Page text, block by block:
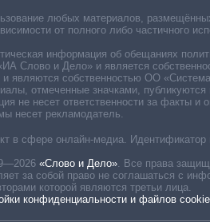
в сфере онлайн-медиа. Идентификатор
«Слово и Дело»
Все права
за собой право не соглашаться с
которой являются третьи лица.
конфиденциальности и файлов cookie
любых материалов,
от полного либо частичного
информация об обещаниях
Слово и Дело» и является
и являются собственностью ОО
отмеченные значками,
не несет ответственности за факты
несет рекламодатель.